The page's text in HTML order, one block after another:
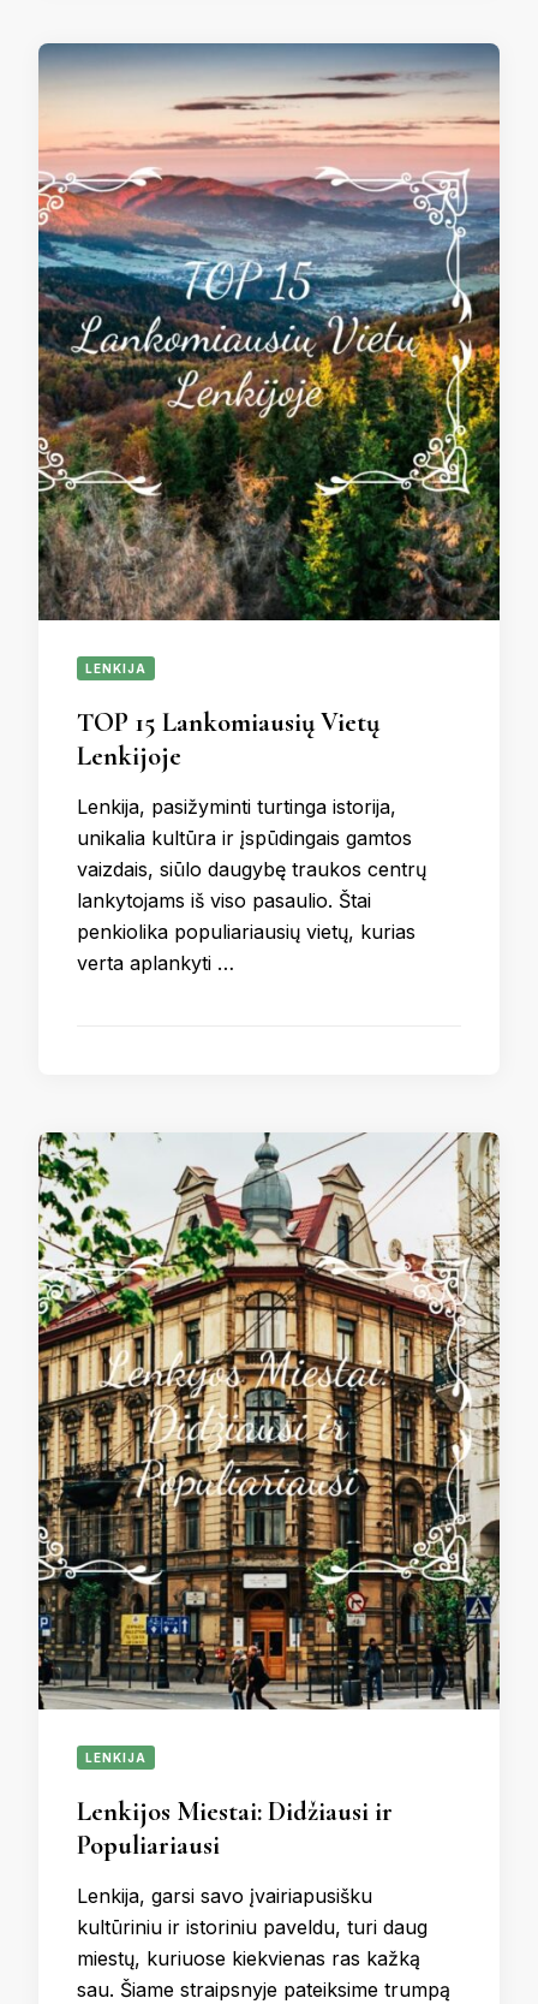
LENKIJA
TOP 15 Lankomiausių Vietų
Lenkijoje
Lenkija, pasižyminti turtinga istorija,
unikalia kultūra ir įspūdingais gamtos
vaizdais, siūlo daugybę traukos centrų
lankytojams iš viso pasaulio. Štai
penkiolika populiariausių vietų, kurias
verta aplankyti …
LENKIJA
Lenkijos Miestai: Didžiausi ir
Populiariausi
Lenkija, garsi savo įvairiapusišku
kultūriniu ir istoriniu paveldu, turi daug
miestų, kuriuose kiekvienas ras kažką
sau. Šiame straipsnyje pateiksime trumpą